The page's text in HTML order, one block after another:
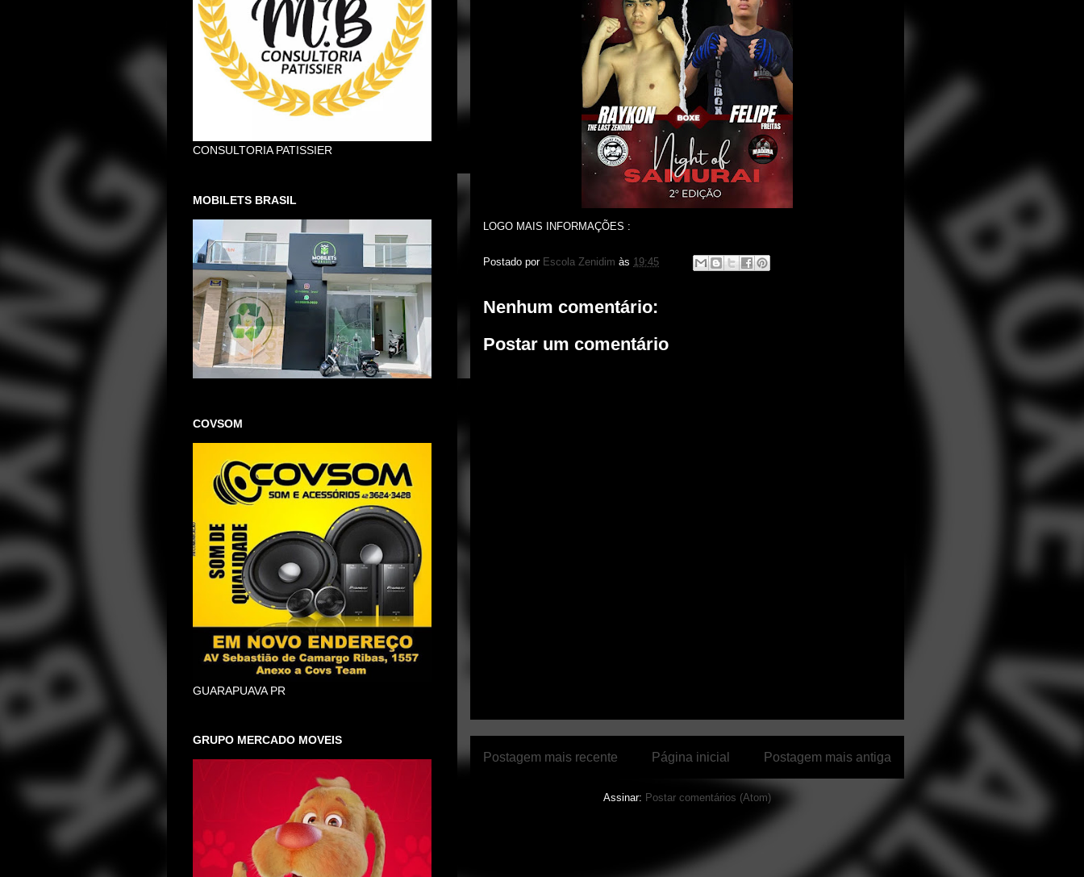
LOGO MAIS INFORMAÇÕES :
Postado por Escola Zenidim às 19:45
Nenhum comentário:
Postar um comentário
Postagem mais recente Postagem mais antiga
Página inicial
Assinar: Postar comentários (Atom)
CONSULTORIA PATISSIER
MOBILETS BRASIL
COVSOM
GUARAPUAVA PR
GRUPO MERCADO MOVEIS